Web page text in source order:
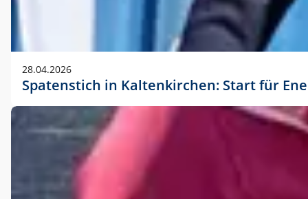
28.04.2026
Spatenstich in Kaltenkirchen: Start für